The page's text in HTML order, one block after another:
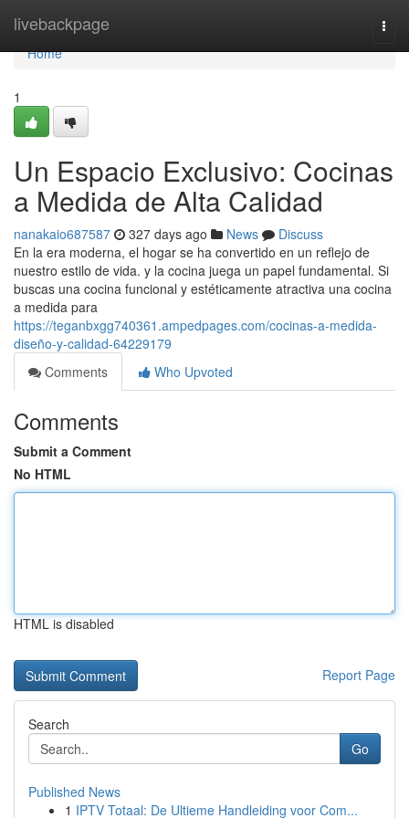
livebackpage
Home
Home
1
Un Espacio Exclusivo: Cocinas
a Medida de Alta Calidad
nanakaio687587 327 days ago News
Discuss
En la era moderna, el hogar se ha convertido en un reflejo de
nuestro estilo de vida. y la cocina juega un papel fundamental. Si
buscas una cocina funcional y estéticamente atractiva una cocina
a medida para
https://teganbxgg740361.ampedpages.com/cocinas-a-medida-
diseño-y-calidad-64229179
Comments
Who Upvoted
Comments
Submit a Comment
No HTML
HTML is disabled
Report Page
Search
Go
Published News
1 IPTV Totaal: De Ultieme Handleiding voor Com...